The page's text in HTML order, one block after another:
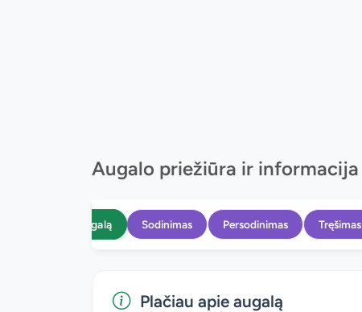
Augalo priežiūra ir informacija
Apie augalą Sodinimas Persodinimas Tręšimas
Plačiau apie augalą